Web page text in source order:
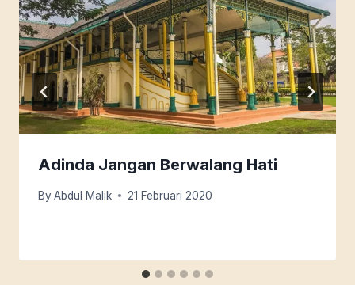
Adinda Jangan Berwalang Hati
By Abdul Malik 21 Februari 2020